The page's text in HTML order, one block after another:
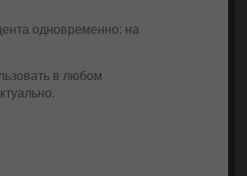
одновременно: на
в любом